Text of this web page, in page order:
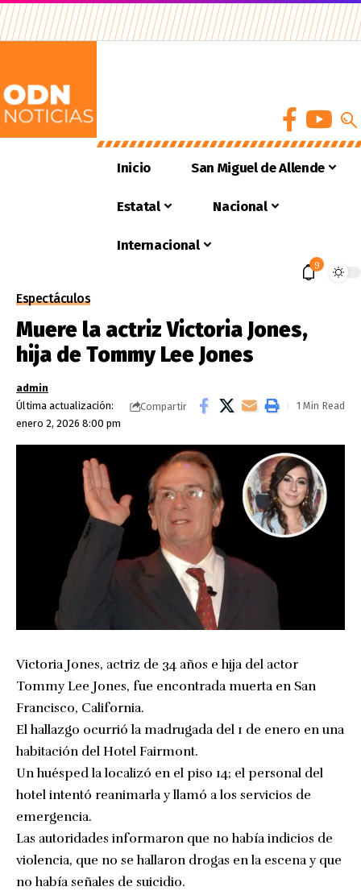
Inicio San Miguel de Allende
Estatal Nacional
Internacional
9
Espectáculos
Muere la actriz Victoria Jones,
hija de Tommy Lee Jones
Última actualización:
enero 2, 2026 8:00 pm
admin
Compartir
1 Min Read
Victoria Jones, actriz de 34 años e hija del actor
Tommy Lee Jones, fue encontrada muerta en San
Francisco, California.
El hallazgo ocurrió la madrugada del 1 de enero en una
habitación del Hotel Fairmont.
Un huésped la localizó en el piso 14; el personal del
hotel intentó reanimarla y llamó a los servicios de
emergencia.
Las autoridades informaron que no había indicios de
violencia, que no se hallaron drogas en la escena y que
no había señales de suicidio.